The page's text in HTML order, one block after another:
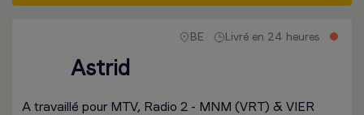
BE Livré en 24 heures
Astrid
A travaillé pour MTV, Radio 2 - MNM (VRT) & VIER